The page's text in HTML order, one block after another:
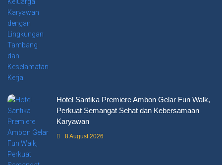
Hotel Santika Premiere Ambon Gelar Fun Walk,
Perkuat Semangat Sehat dan Kebersamaan
Karyawan
8 August 2026